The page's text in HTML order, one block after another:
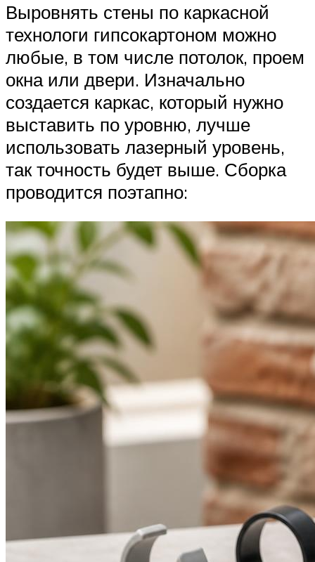
Выровнять стены по каркасной
технологи гипсокартоном можно
любые, в том числе потолок, проем
окна или двери. Изначально
создается каркас, который нужно
выставить по уровню, лучше
использовать лазерный уровень,
так точность будет выше. Сборка
проводится поэтапно: